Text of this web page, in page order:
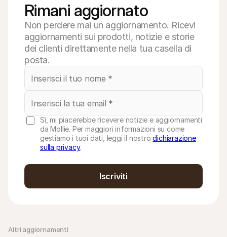
Altri aggiornamenti
Rimani aggiornato
Non perdere mai un aggiornamento. Ricevi
aggiornamenti sui prodotti, notizie e storie
dei clienti direttamente nella tua casella di
posta.
Sì, mi piacerebbe ricevere notizie e aggiornamenti
da Mollie. Per maggiori informazioni su come
gestiamo i tuoi dati, leggi il nostrodichiarazione
sulla privacy.
Iscriviti